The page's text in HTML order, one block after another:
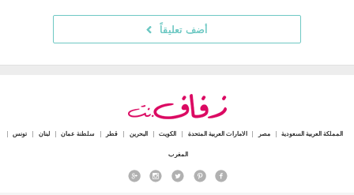
أضف تعليقاً
المملكة العربية السعودية مصر الامارات العربية المتحدة الكويت البحرين قطر سلطنة عمان لبنان تونس
المغرب